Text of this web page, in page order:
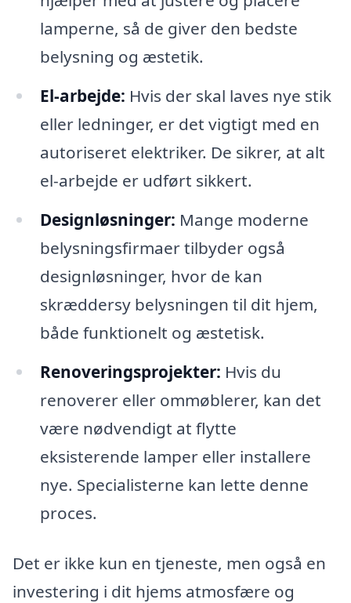
lamperne, så de giver den bedste
belysning og æstetik.
El-arbejde: Hvis der skal laves nye stik
eller ledninger, er det vigtigt med en
autoriseret elektriker. De sikrer, at alt
el-arbejde er udført sikkert.
Designløsninger: Mange moderne
belysningsfirmaer tilbyder også
designløsninger, hvor de kan
skræddersy belysningen til dit hjem,
både funktionelt og æstetisk.
Renoveringsprojekter: Hvis du
renoverer eller ommøblerer, kan det
være nødvendigt at flytte
eksisterende lamper eller installere
nye. Specialisterne kan lette denne
proces.
Det er ikke kun en tjeneste, men også en
investering i dit hjems atmosfære og